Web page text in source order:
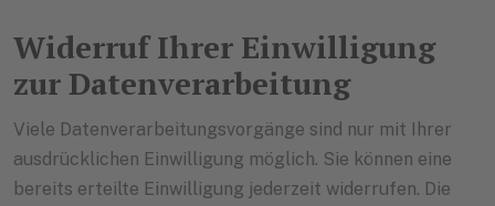
Widerruf Ihrer Einwilligung
zur Datenverarbeitung
Viele Datenverarbeitungsvorgänge sind nur mit Ihrer
ausdrücklichen Einwilligung möglich. Sie können eine
bereits erteilte Einwilligung jederzeit widerrufen. Die